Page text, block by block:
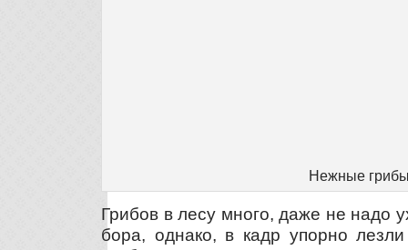
Нежные
Грибов в лесу много, даже не надо
бора, однако, в кадр упорно